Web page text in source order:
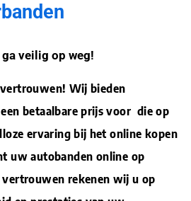
veilig op weg!
Wij bieden
betaalbare prijs voor die op
ervaring bij het online kopen
uw autobanden online op
rekenen wij u op